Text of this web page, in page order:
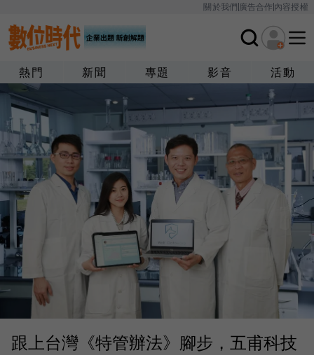
關於我們廣告合作內容授權
熱門 新聞 專題 影音 活動
跟上台灣《特管辦法》腳步，五甫科技